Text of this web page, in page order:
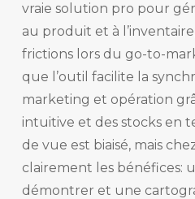
vraie solution pro pour
au produit et à
frictions lors du go-to-
que l’outil facilite la
marketing et opération
intuitive et des stocks en
de vue est biaisé, mais
clairement les bénéfices:
démontrer et une